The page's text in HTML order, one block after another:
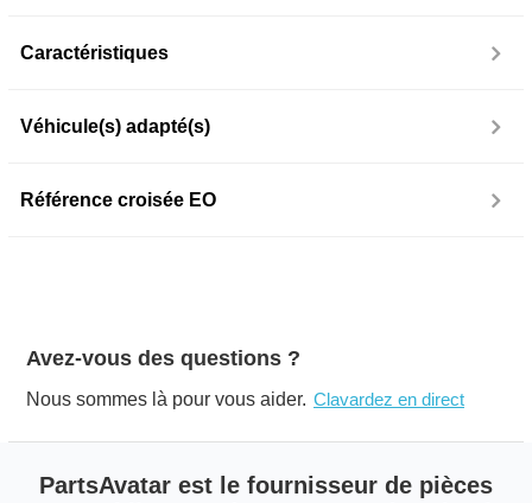
Caractéristiques
Véhicule(s) adapté(s)
Référence croisée EO
Avez-vous des questions ?
Nous sommes là pour vous aider. Clavardez en direct
PartsAvatar est le fournisseur de pièces